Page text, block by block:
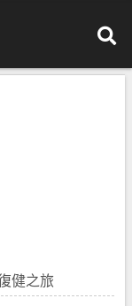
健之旅